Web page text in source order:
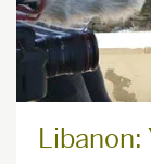
Libanon: